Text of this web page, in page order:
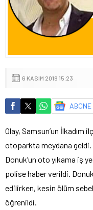
6 KASIM 2019 15:23
ABONE
Olay, Samsun’un İlkadım
otoparkta meydana geldi.
Donuk’un oto yıkama iş
polise haber verildi.
edilirken, kesin ölüm
öğrenildi.